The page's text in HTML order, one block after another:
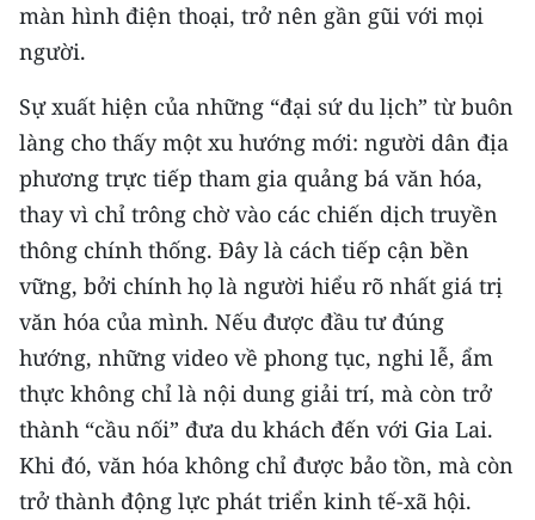
màn hình điện thoại, trở nên gần gũi với mọi
người.
Sự xuất hiện của những “đại sứ du lịch” từ buôn
làng cho thấy một xu hướng mới: người dân địa
phương trực tiếp tham gia quảng bá văn hóa,
thay vì chỉ trông chờ vào các chiến dịch truyền
thông chính thống. Đây là cách tiếp cận bền
vững, bởi chính họ là người hiểu rõ nhất giá trị
văn hóa của mình. Nếu được đầu tư đúng
hướng, những video về phong tục, nghi lễ, ẩm
thực không chỉ là nội dung giải trí, mà còn trở
thành “cầu nối” đưa du khách đến với Gia Lai.
Khi đó, văn hóa không chỉ được bảo tồn, mà còn
trở thành động lực phát triển kinh tế-xã hội.